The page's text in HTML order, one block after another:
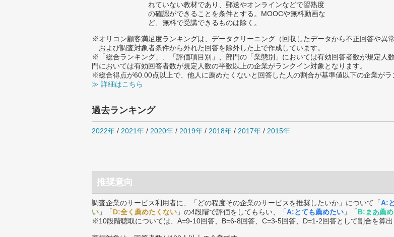
れていない教材であり、郵送やオンラインなどで習熟度
の確認ができることを条件とする。MOOCや無料動画な
ど、無料で受講できるものは除く。
※オリコン顧客満足度ランキングは、データクリーニング（回収したデータから不正回答や異常
および調査対象者条件から外れた回答を除外した上で作成しています。
※「総合ランキング」、「評価項目別」、部門の「業態別」においては有効回答者数が規定人
門においては有効回答者数が規定人数の半数以上の企業がランクイン対象となります。
※総合得点が60.00点以上で、他人に薦めたくないと回答した人の割合が基準値以下の企業がラ
≫ 詳細はこちら
過去ランキング
2022年 / 2021年 / 2020年 / 2019年 / 2018年 / 2017年 / 2015年
推奨意向
調査企業のサービス利用者に、「どの程度その企業のサービスを推奨したいか」について「A:
い 」「D:全く薦めたくない 」の4段階で評価をしてもらい、「A:とても薦めたい 」「B:まあ薦
※10段階聴取については、A=9-10回答、B=6-8回答、C=3-5回答、D=1-2回答として割合を算出